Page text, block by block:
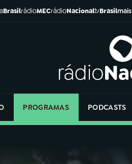
BrasilrádioMECrádioNacionaltvBrasilmais
PROGRAMAS PODCASTS